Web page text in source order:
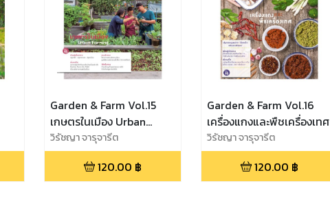
Garden & Farm Vol.15
เกษตรในเมือง Urban
Farming
วิรัชญา จารุจารีต
120.00 ฿
Garden & Farm Vol.16
เครื่องแกงและพืชเครื่องเทศ
วิรัชญา จารุจารีต
120.00 ฿